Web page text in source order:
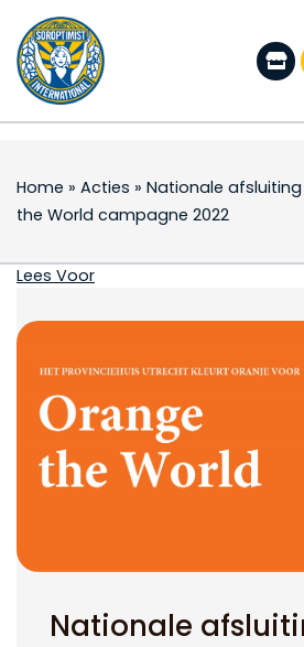
Home » Acties » Nationale
the World campagne 2022
Nationale
Lees Voor
Nationale